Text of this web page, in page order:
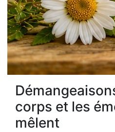
corps et les
mêlent